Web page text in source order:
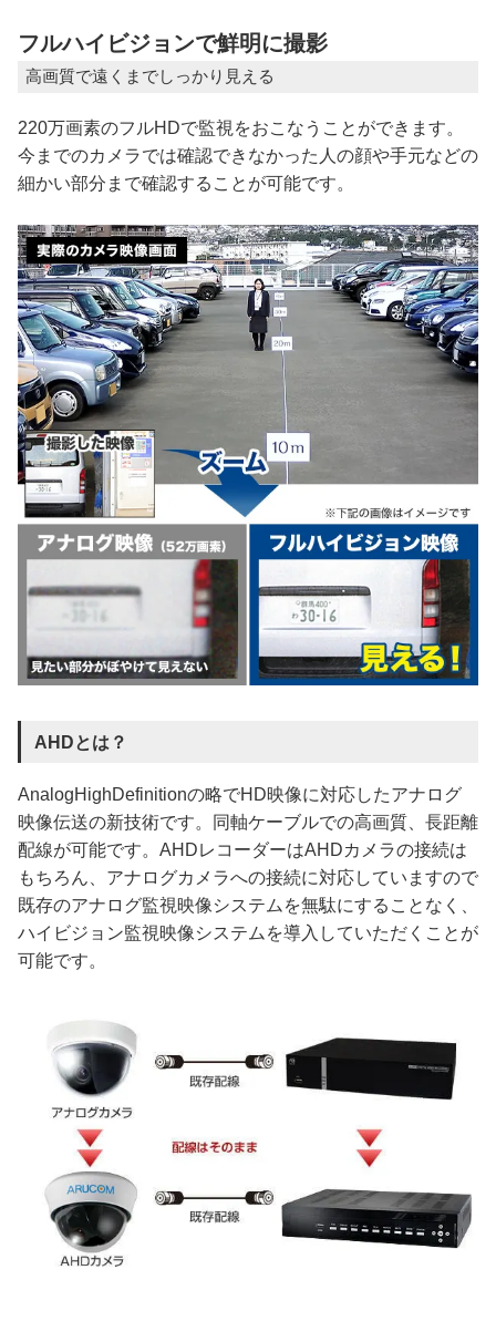
フルハイビジョンで鮮明に撮影
高画質で遠くまでしっかり見える
220万画素のフルHDで監視をおこなうことができます。
今までのカメラでは確認できなかった人の顔や手元などの
細かい部分まで確認することが可能です。
AHDとは？
AnalogHighDefinitionの略でHD映像に対応したアナログ
映像伝送の新技術です。同軸ケーブルでの高画質、長距離
配線が可能です。AHDレコーダーはAHDカメラの接続は
もちろん、アナログカメラへの接続に対応していますので
既存のアナログ監視映像システムを無駄にすることなく、
ハイビジョン監視映像システムを導入していただくことが
可能です。